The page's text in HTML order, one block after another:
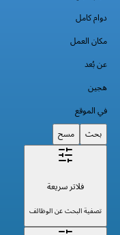
دوام كامل
مكان العمل
عن بُعد
هجين
في الموقع
بحث
مسح
فلاتر سريعة
تصفية البحث عن الوظائف